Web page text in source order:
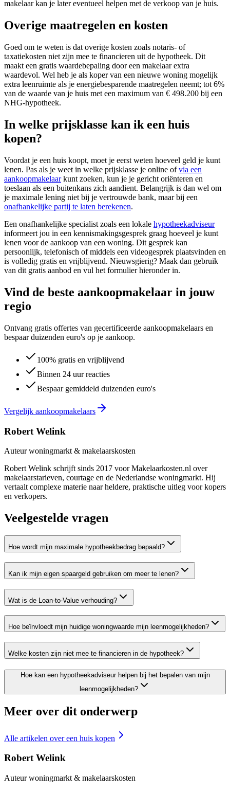
makelaar kan je later eventueel helpen met de verkoop van je huis.
Overige maatregelen en kosten
Goed om te weten is dat overige kosten zoals notaris- of
taxatiekosten niet zijn mee te financieren uit de hypotheek. Dit
maakt een gratis waardebepaling door een makelaar extra
waardevol. Wel heb je als koper van een nieuwe woning mogelijk
extra leenruimte als je energiebesparende maatregelen neemt; tot 6%
van de waarde van je huis met een maximum van € 498.200 bij een
NHG-hypotheek.
In welke prijsklasse kan ik een huis
kopen?
Voordat je een huis koopt, moet je eerst weten hoeveel geld je kunt
lenen. Pas als je weet in welke prijsklasse je online ofvia een
aankoopmakelaarkunt zoeken, kun je je gericht oriënteren en
toeslaan als een buitenkans zich aandient. Belangrijk is dan wel om
je maximale lening niet bij je vertrouwde bank, maar bij een
onafhankelijke partij te laten berekenen.
Een onafhankelijke specialist zoals een lokale hypotheekadviseur
informeert jou in een kennismakingsgesprek graag hoeveel je kunt
lenen voor de aankoop van een woning. Dit gesprek kan
persoonlijk, telefonisch of middels een videogesprek plaatsvinden en
is volledig gratis en vrijblijvend. Nieuwsgierig? Maak dan gebruik
van dit gratis aanbod en vul het formulier hieronder in.
Vind de beste aankoopmakelaar in jouw
regio
Ontvang gratis offertes van gecertificeerde aankoopmakelaars en
bespaar duizenden euro's op je aankoop.
100% gratis en vrijblijvend
Binnen 24 uur reacties
Bespaar gemiddeld duizenden euro's
Vergelijk aankoopmakelaars
Robert Welink
Auteur woningmarkt & makelaarskosten
Robert Welink schrijft sinds 2017 voor Makelaarkosten.nl over
makelaarstarieven, courtage en de Nederlandse woningmarkt. Hij
vertaalt complexe materie naar heldere, praktische uitleg voor kopers
en verkopers.
Veelgestelde vragen
Hoe wordt mijn maximale hypotheekbedrag bepaald?
Kan ik mijn eigen spaargeld gebruiken om meer te lenen?
Wat is de Loan-to-Value verhouding?
Hoe beïnvloedt mijn huidige woningwaarde mijn leenmogelijkheden?
Welke kosten zijn niet mee te financieren in de hypotheek?
Hoe kan een hypotheekadviseur helpen bij het bepalen van mijn
leenmogelijkheden?
Meer over dit onderwerp
Alle artikelen overeen huis kopen
Robert Welink
Auteur woningmarkt & makelaarskosten